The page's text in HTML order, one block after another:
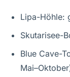
Lipa-Höhle:
Skutarisee-
Blue Cave-